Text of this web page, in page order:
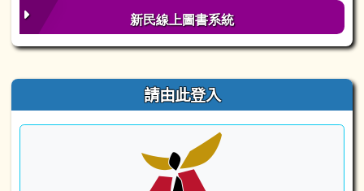
新民線上圖書系統
右邊區域內容 請由此登入